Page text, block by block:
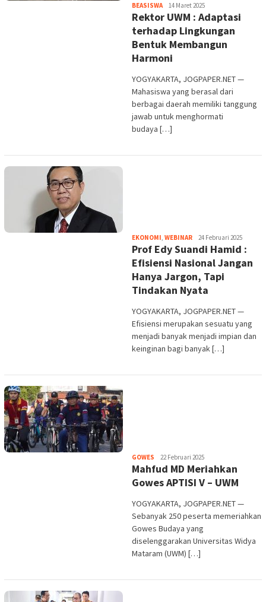
BEASISWAHeri
Purwata
14 Maret 2025
Rektor UWM : Adaptasi
terhadap Lingkungan
Bentuk Membangun
Harmoni
YOGYAKARTA, JOGPAPER.NET —
Mahasiswa yang berasal dari
berbagai daerah memiliki tanggung
jawab untuk menghormati
budaya […]
EKONOMI, WEBINARHeri
Purwata
24 Februari 2025
Prof Edy Suandi Hamid :
Efisiensi Nasional Jangan
Hanya Jargon, Tapi
Tindakan Nyata
YOGYAKARTA, JOGPAPER.NET —
Efisiensi merupakan sesuatu yang
menjadi banyak menjadi impian dan
keinginan bagi banyak […]
GOWES Heri
Purwata
22 Februari 2025
Mahfud MD Meriahkan
Gowes APTISI V – UWM
YOGYAKARTA, JOGPAPER.NET —
Sebanyak 250 peserta memeriahkan
Gowes Budaya yang
diselenggarakan Universitas Widya
Mataram (UWM) […]